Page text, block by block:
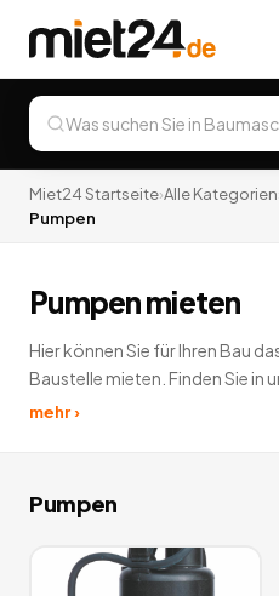
Miet24 Startseite›Alle Kategorien
Pumpen
Pumpen mieten
Hier können Sie für Ihren Bau
Baustelle mieten. Finden Sie in
Gerüste, Pumpen, Bautüren
mehr ›
Pumpen